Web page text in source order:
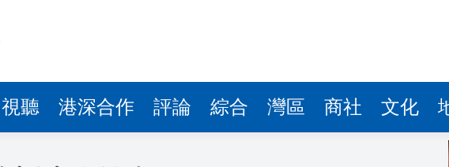
視聽 港深合作 評論 綜合 灣區 商社 文化